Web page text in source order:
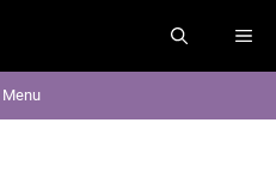
Menu